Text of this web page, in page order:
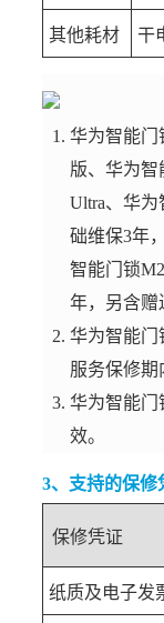
其他耗材 干
华为智能门
版、华为智
Ultra、华
础维保3年
智能门锁
年，另含赠
华为智能门
服务保修期
华为智能门
效。
3、支持的保修
保修凭证
纸质及电子发